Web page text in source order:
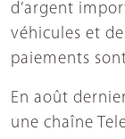
d’argent
véhicules et
paiements
En août
une chaîne